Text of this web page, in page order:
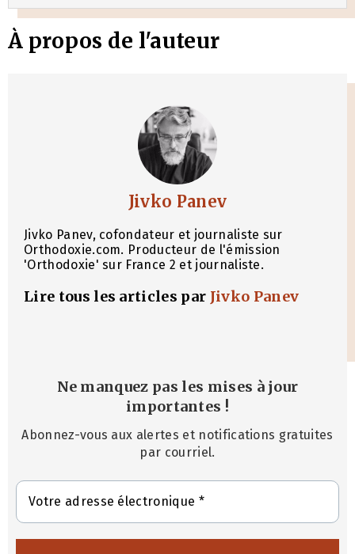
À propos de l'auteur
Jivko Panev
Jivko Panev, cofondateur et journaliste sur
Orthodoxie.com. Producteur de l'émission
'Orthodoxie' sur France 2 et journaliste.
Lire tous les articles par Jivko Panev
Ne manquez pas les mises à jour
importantes !
Abonnez-vous aux alertes et notifications gratuites
par courriel.